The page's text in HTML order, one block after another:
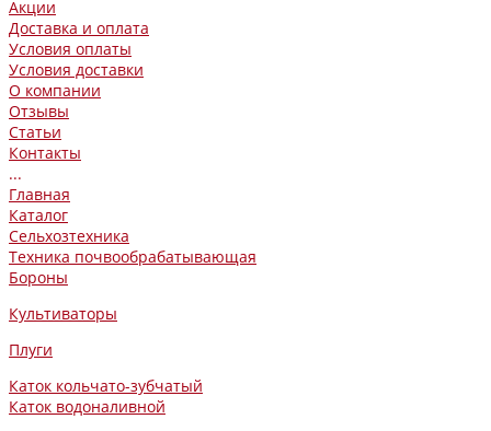
Акции
Доставка и оплата
Условия оплаты
Условия доставки
О компании
Отзывы
Статьи
Контакты
...
Главная
Каталог
Сельхозтехника
Техника почвообрабатывающая
Бороны
Культиваторы
Плуги
Каток кольчато-зубчатый
Каток водоналивной